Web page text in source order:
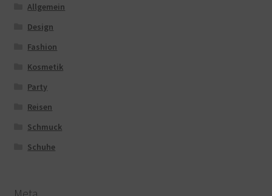
Allgemein
Design
Fashion
Kosmetik
Party
Reisen
Schmuck
Schuhe